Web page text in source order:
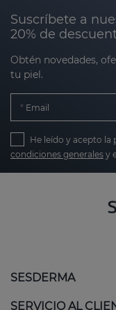
Suscríbete a
20% de
Obtén novedades,
tu piel.
Email
He leído y acepto la
condiciones generales y
SESDERMA
SERVICIO AL